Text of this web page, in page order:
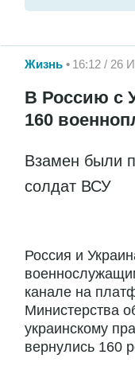
Жизнь 16:12 / 26
В Россию с
160
Взамен были
солдат ВСУ
Россия и
канале на
Министерства
украинскому
вернулись 160